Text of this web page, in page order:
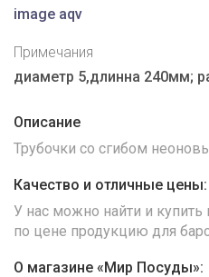
image aqv
Примечания
диаметр 5,длинна 240мм;
Описание
Трубочки со сгибом
Качество и отличные цены:
У нас можно найти и
по цене продукцию для
О магазине «Мир Посуды»: